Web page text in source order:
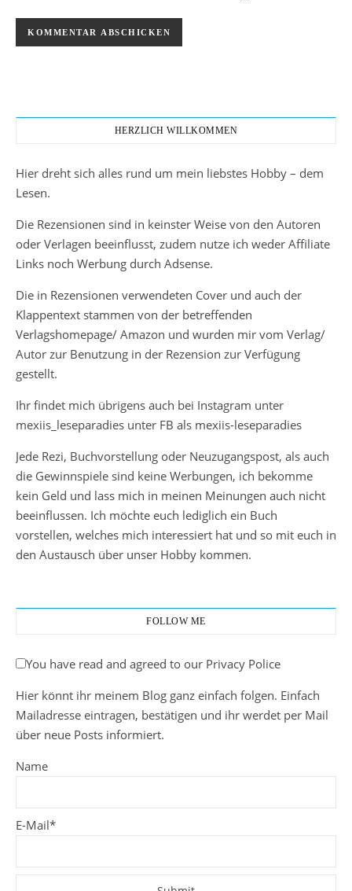
HERZLICH WILLKOMMEN
Hier dreht sich alles rund um mein liebstes Hobby – dem
Lesen.
Die Rezensionen sind in keinster Weise von den Autoren
oder Verlagen beeinflusst, zudem nutze ich weder Affiliate
Links noch Werbung durch Adsense.
Die in Rezensionen verwendeten Cover und auch der
Klappentext stammen von der betreffenden
Verlagshomepage/ Amazon und wurden mir vom Verlag/
Autor zur Benutzung in der Rezension zur Verfügung
gestellt.
Ihr findet mich übrigens auch bei Instagram unter
mexiis_leseparadies unter FB als mexiis-leseparadies
Jede Rezi, Buchvorstellung oder Neuzugangspost, als auch
die Gewinnspiele sind keine Werbungen, ich bekomme
kein Geld und lass mich in meinen Meinungen auch nicht
beeinflussen. Ich möchte euch lediglich ein Buch
vorstellen, welches mich interessiert hat und so mit euch in
den Austausch über unser Hobby kommen.
FOLLOW ME
You have read and agreed to our Privacy Police
Hier könnt ihr meinem Blog ganz einfach folgen. Einfach
Mailadresse eintragen, bestätigen und ihr werdet per Mail
über neue Posts informiert.
Name
E-Mail*